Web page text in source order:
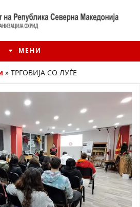
МЕНИ
НА ЦКРМ
» ТРГОВИЈА СО ЛУЃЕ